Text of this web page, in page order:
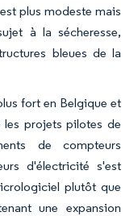
plus modeste mais
à la sécheresse,
bleues de la
fort en Belgique et
les projets pilotes de
de compteurs
d'électricité s'est
plutôt que
une expansion